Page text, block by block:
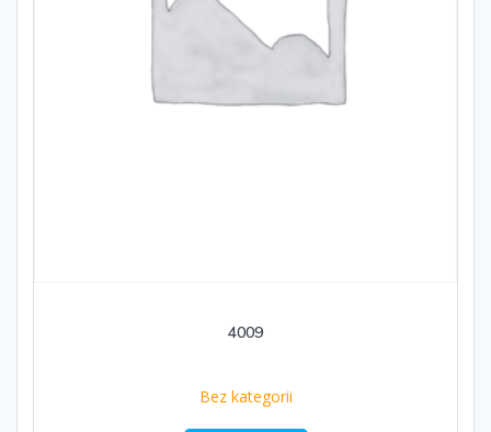
4009
Bez kategorii